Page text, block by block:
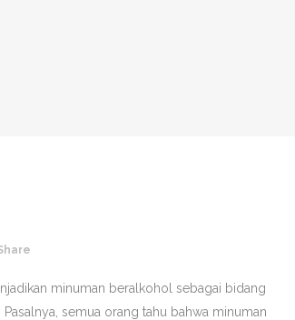
minuman beralkohol sebagai bidang
semua orang tahu bahwa minuman